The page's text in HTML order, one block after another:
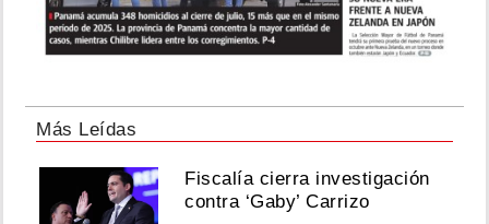
Más Leídas
Fiscalía cierra investigación
contra ‘Gaby’ Carrizo